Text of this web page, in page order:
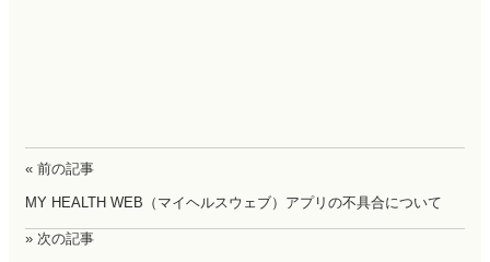
« 前の記事
MY HEALTH WEB（マイヘルスウェブ）アプリの不具合について
» 次の記事